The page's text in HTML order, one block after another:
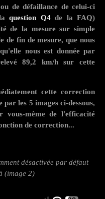
de défaillance de celui-ci
laquestion Q4de la FAQ)
de la mesure sur simple
de fin de mesure, que nous
nous est donnée par
89,2 km/h sur cette
cette correction
les 5 images ci-dessous,
même de l'efficacité
de correction...
désactivée par défaut
(image 2)